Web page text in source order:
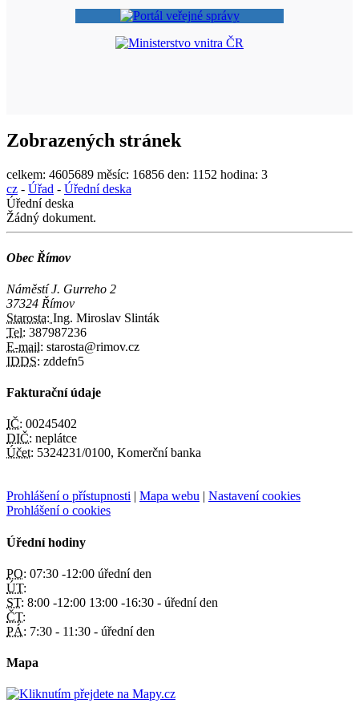
Zobrazených stránek
celkem: 4605689 měsíc: 16856 den: 1152 hodina: 3
cz - Úřad - Úřední deska
Úřední deska
Žádný dokument.
Obec Římov
Náměstí J. Gurreho 2
37324 Římov
Starosta: Ing. Miroslav Slinták
Tel: 387987236
E-mail: starosta@rimov.cz
IDDS: zddefn5
Fakturační údaje
IČ: 00245402
DIČ: neplátce
Účet: 5324231/0100, Komerční banka
Prohlášení o přístupnosti | Mapa webu | Nastavení cookies
Prohlášení o cookies
Úřední hodiny
PO: 07:30 -12:00 úřední den
ÚT:
ST: 8:00 -12:00 13:00 -16:30 - úřední den
ČT:
PÁ: 7:30 - 11:30 - úřední den
Mapa